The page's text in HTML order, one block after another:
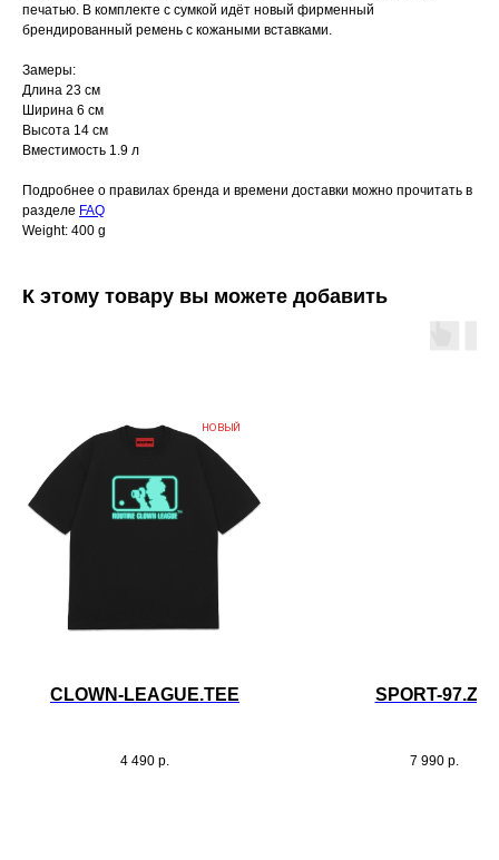
печатью. В комплекте с сумкой идёт новый фирменный
брендированный ремень с кожаными вставками.
Замеры:
Длина 23 см
Ширина 6 см
Высота 14 см
Вместимость 1.9 л
Подробнее о правилах бренда и времени доставки можно прочитать в
разделе FAQ
Weight: 400 g
К этому товару вы можете добавить
НОВЫЙ
CLOWN-LEAGUE.TEE
4 490 р.
SPORT-97.ZIP
7 990 р.